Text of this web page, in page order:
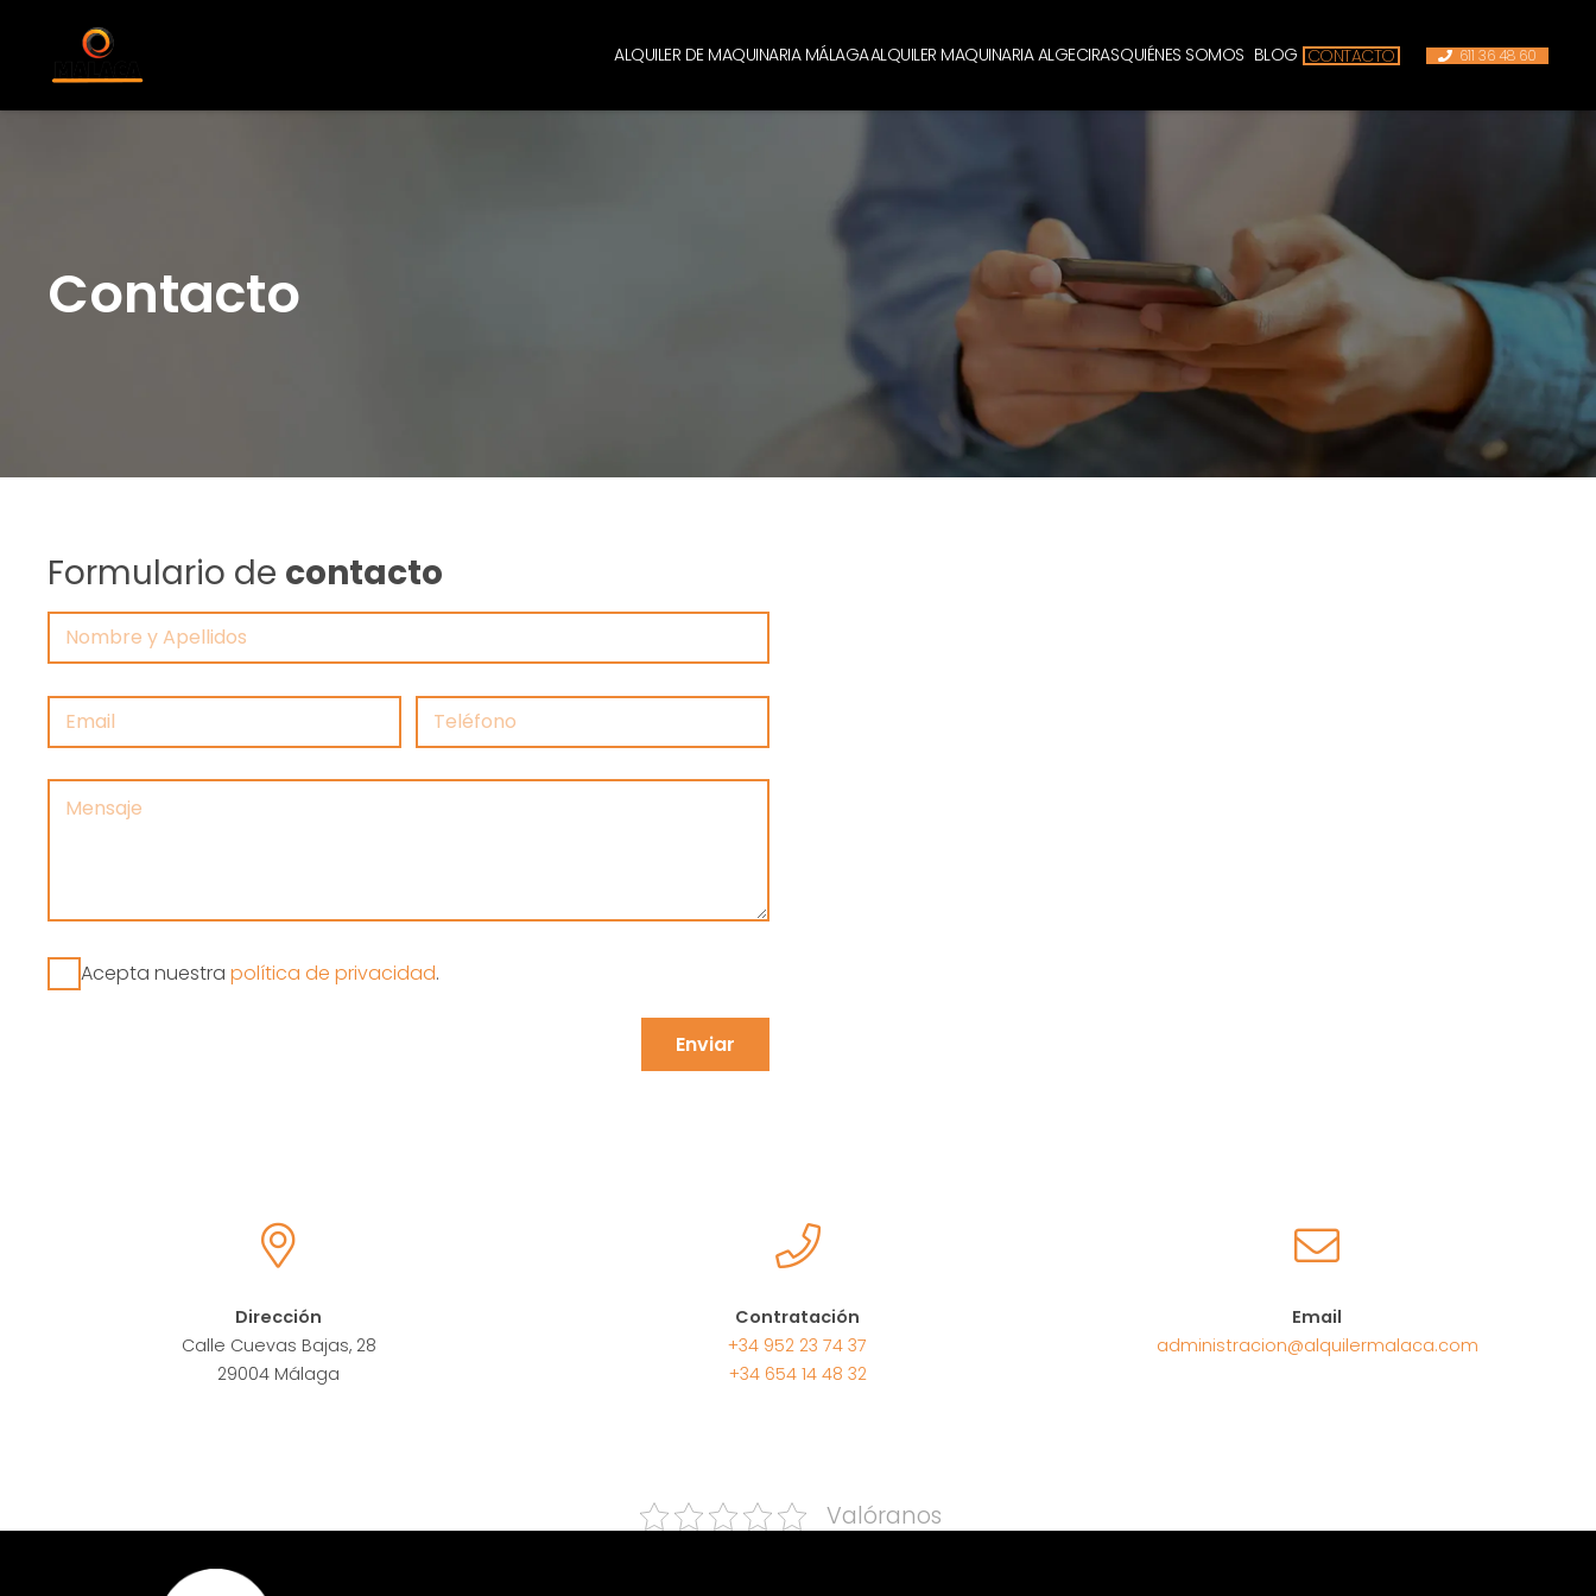
ALQUILER DE MAQUINARIA MÁLAGAALQUILER MAQUINARIA ALGECIRASQUIÉNES SOMOS BLOG CONTACTO 611 36 48 60
Contacto
Formulario de contacto
Acepta nuestra política de privacidad.
Dirección
Calle Cuevas Bajas, 28
29004 Málaga
Contratación
+34 952 23 74 37
+34 654 14 48 32
Email
administracion@alquilermalaca.com
Valóranos